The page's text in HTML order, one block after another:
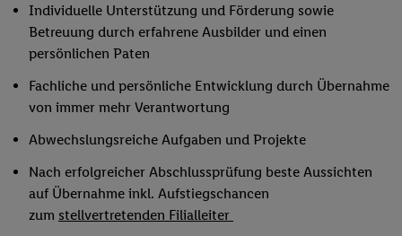
Individuelle Unterstützung und Förderung sowie
Betreuung durch erfahrene Ausbilder und einen
persönlichen Paten
Fachliche und persönliche Entwicklung durch Übernahme
von immer mehr Verantwortung
Abwechslungsreiche Aufgaben und Projekte
Nach erfolgreicher Abschlussprüfung beste Aussichten
auf Übernahme inkl. Aufstiegschancen
zum stellvertretenden Filialleiter